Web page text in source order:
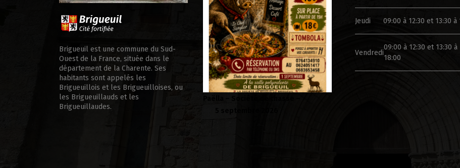
Brigueuil est une commune du Sud-
Ouest de la France, située dans le
département de la Charente. Ses
habitants sont appelés les
Brigueuillois et les Brigueuilloises, ou
les Brigueuillauds et les
Brigueuillaudes.
Paëlla – Société de chasse –
5 septembre 2026
Jeudi 09:00 à 12:30 et 13:30 à
Vendredi
09:00 à 12:30 et 13:30 à
18:00